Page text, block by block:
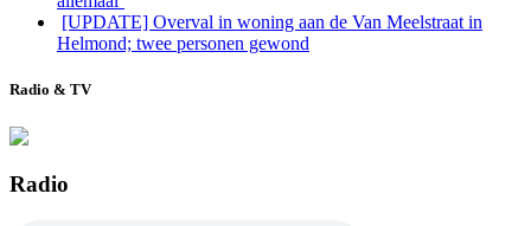
[UPDATE] Overval in woning aan de Van Meelstraat in
Helmond; twee personen gewond
Radio & TV
Radio